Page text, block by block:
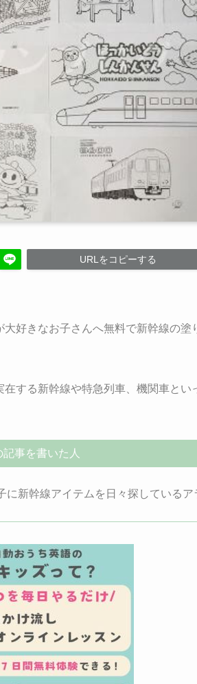
URLをコピーする
好きなお子さんへ無料で新幹線の塗
する新幹線や特急列車、機関車とい
記事を書いた人
新幹線アイテムを日々探しているア